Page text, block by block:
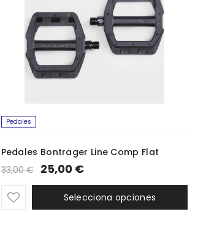
Pedales
Pedales Bontrager Line Comp Flat
33,00 €
25,00 €
Selecciona opciones